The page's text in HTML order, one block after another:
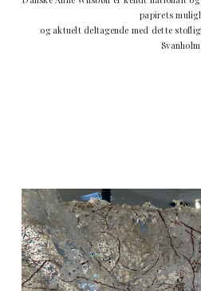
papirets
og aktuelt deltagende med dette
Svanholm